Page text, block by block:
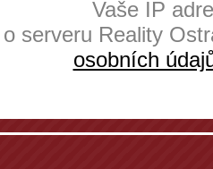
Vaše IP
serveru Reality
osobních